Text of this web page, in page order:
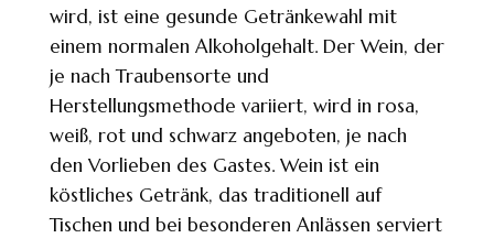
wird, ist eine gesunde Getränkewahl mit
einem normalen Alkoholgehalt. Der Wein, der
je nach Traubensorte und
Herstellungsmethode variiert, wird in rosa,
weiß, rot und schwarz angeboten, je nach
den Vorlieben des Gastes. Wein ist ein
köstliches Getränk, das traditionell auf
Tischen und bei besonderen Anlässen serviert